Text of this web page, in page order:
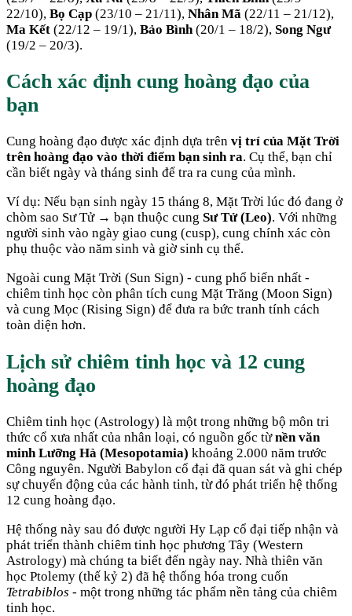
22/10), Bọ Cạp (23/10 – 21/11), Nhân Mã (22/11 – 21/12),
Ma Kết (22/12 – 19/1), Bảo Bình(20/1 – 18/2), Song Ngư
(19/2 – 20/3).
Cách xác định cung hoàng đạo của
bạn
Cung hoàng đạo được xác định dựa trên vị trí của Mặt Trời
trên hoàng đạo vào thời điểm bạn sinh ra. Cụ thể, bạn chỉ
cần biết ngày và tháng sinh để tra ra cung của mình.
Ví dụ: Nếu bạn sinh ngày 15 tháng 8, Mặt Trời lúc đó đang ở
chòm sao Sư Tử → bạn thuộc cung Sư Tử (Leo). Với những
người sinh vào ngày giao cung (cusp), cung chính xác còn
phụ thuộc vào năm sinh và giờ sinh cụ thể.
Ngoài cung Mặt Trời (Sun Sign) - cung phổ biến nhất -
chiêm tinh học còn phân tích cung Mặt Trăng (Moon Sign)
và cung Mọc (Rising Sign) để đưa ra bức tranh tính cách
toàn diện hơn.
Lịch sử chiêm tinh học và 12 cung
hoàng đạo
Chiêm tinh học (Astrology) là một trong những bộ môn tri
thức cổ xưa nhất của nhân loại, có nguồn gốc từnền văn
minh Lưỡng Hà (Mesopotamia) khoảng 2.000 năm trước
Công nguyên. Người Babylon cổ đại đã quan sát và ghi chép
sự chuyển động của các hành tinh, từ đó phát triển hệ thống
12 cung hoàng đạo.
Hệ thống này sau đó được người Hy Lạp cổ đại tiếp nhận và
phát triển thành chiêm tinh học phương Tây (Western
Astrology) mà chúng ta biết đến ngày nay. Nhà thiên văn
học Ptolemy (thế kỷ 2) đã hệ thống hóa trong cuốn
Tetrabiblos - một trong những tác phẩm nền tảng của chiêm
tinh học.